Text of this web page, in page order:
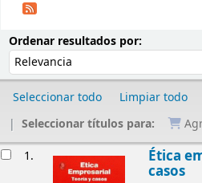
Ordenar resultados por:
Seleccionar todo
Limpiar todo
Seleccionar títulos para:
1. Ética
casos